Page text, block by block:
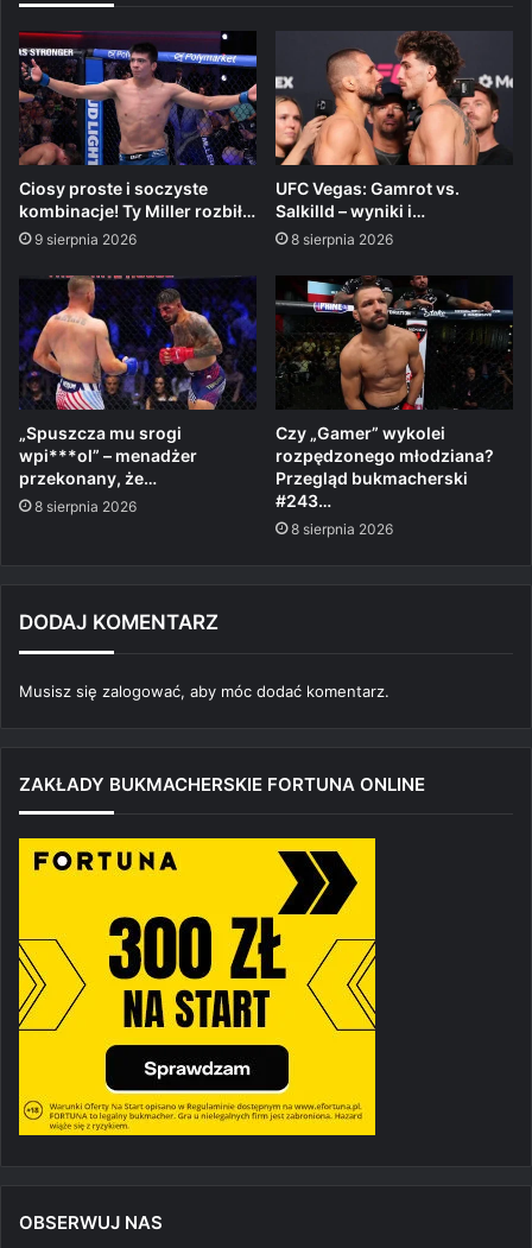
Ciosy proste i soczyste
kombinacje! Ty Miller rozbił…
9 sierpnia 2026
UFC Vegas: Gamrot vs.
Salkilld – wyniki i…
8 sierpnia 2026
„Spuszcza mu srogi
wpi***ol” – menadżer
przekonany, że…
8 sierpnia 2026
Czy „Gamer” wykolei
rozpędzonego młodziana?
Przegląd bukmacherski
#243…
8 sierpnia 2026
DODAJ KOMENTARZ
Musisz się zalogować, aby móc dodać komentarz.
ZAKŁADY BUKMACHERSKIE FORTUNA ONLINE
OBSERWUJ NAS